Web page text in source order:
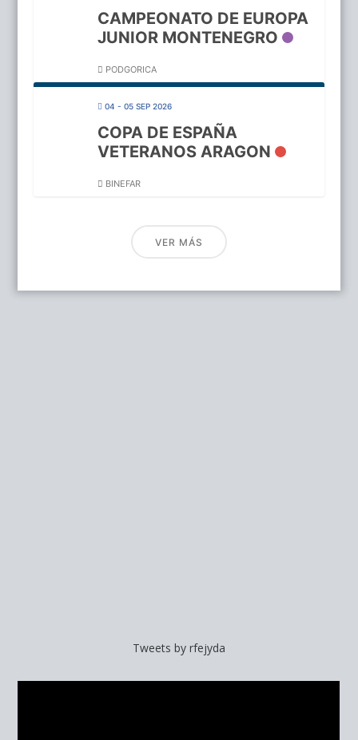
CAMPEONATO DE EUROPA
JUNIOR MONTENEGRO
PODGORICA
04 - 05 SEP 2026
COPA DE ESPAÑA
VETERANOS ARAGON
BINEFAR
VER MÁS
Tweets by rfejyda